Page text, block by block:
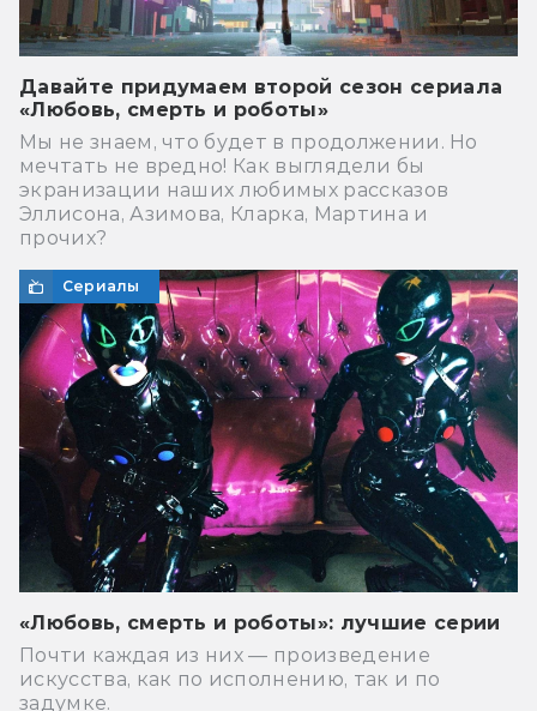
Давайте придумаем второй сезон сериала
«Любовь, смерть и роботы»
Мы не знаем, что будет в продолжении. Но
мечтать не вредно! Как выглядели бы
экранизации наших любимых рассказов
Эллисона, Азимова, Кларка, Мартина и
прочих?
Сериалы
«Любовь, смерть и роботы»: лучшие серии
Почти каждая из них — произведение
искусства, как по исполнению, так и по
задумке.